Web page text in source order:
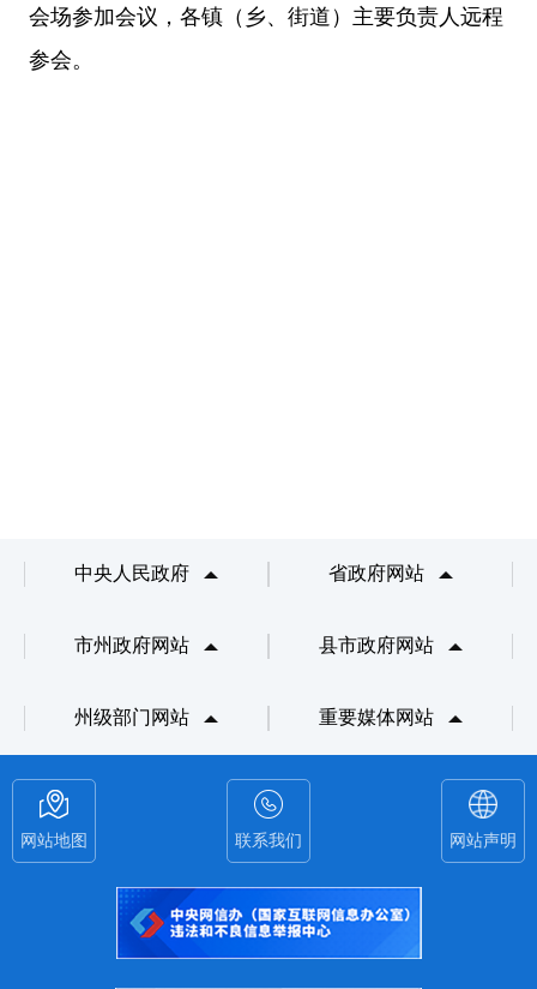
会场参加会议，各镇（乡、街道）主要负责人远程
参会。
中央人民政府 省政府网站
市州政府网站 县市政府网站
州级部门网站 重要媒体网站
网站地图 联系我们 网站声明